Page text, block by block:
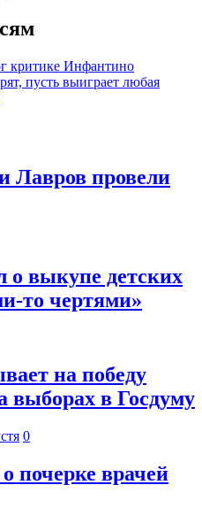
критике Инфантино
пусть выиграет любая
провели
о выкупе детских
то чертями»
на победу
выборах в Госдуму
0
почерке врачей